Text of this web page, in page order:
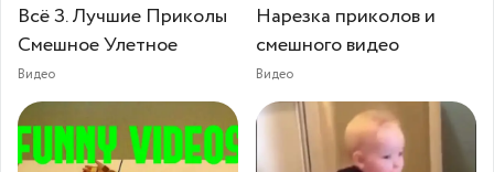
Всё З. Лучшие Приколы
Смешное Улетное
Видео
Нарезка приколов и
смешного видео
Видео